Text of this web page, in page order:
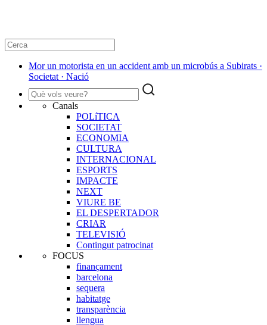
Mor un motorista en un accident amb un microbús a Subirats ·
Societat · Nació
Canals
POLíTICA
SOCIETAT
ECONOMIA
CULTURA
INTERNACIONAL
ESPORTS
IMPACTE
NEXT
VIURE BE
EL DESPERTADOR
CRIAR
TELEVISIÓ
Contingut patrocinat
FOCUS
finançament
barcelona
sequera
habitatge
transparència
llengua